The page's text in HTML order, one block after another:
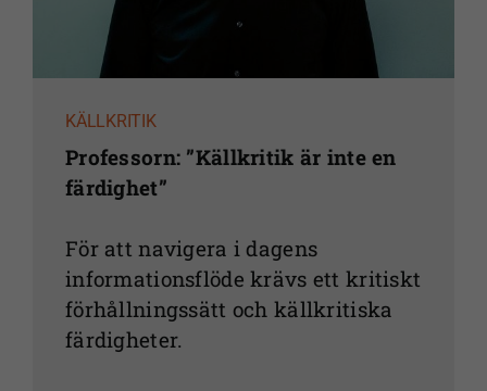
KÄLLKRITIK
Professorn: ”Källkritik är inte en
färdighet”
För att navigera i dagens
informationsflöde krävs ett kritiskt
förhållningssätt och källkritiska
färdigheter.